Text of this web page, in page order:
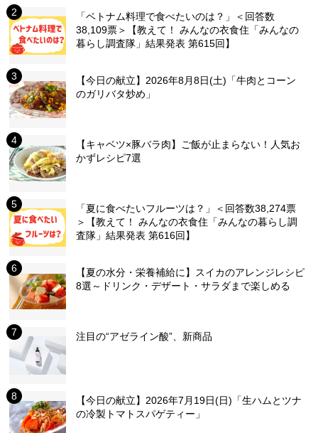
「ベトナム料理で食べたいのは？」＜回答数
38,109票＞【教えて！ みんなの衣食住「みんなの
暮らし調査隊」結果発表 第615回】
【今日の献立】2026年8月8日(土)「牛肉とコーン
のガリバタ炒め」
【キャベツ×豚バラ肉】ご飯が止まらない！人気お
かずレシピ7選
「夏に食べたいフルーツは？」＜回答数38,274票
＞【教えて！ みんなの衣食住「みんなの暮らし調
査隊」結果発表 第616回】
【夏の水分・栄養補給に】スイカのアレンジレシピ
8選～ドリンク・デザート・サラダまで楽しめる
注目の“アゼライン酸”、新商品
【今日の献立】2026年7月19日(日)「生ハムとツナ
の冷製トマトスパゲティー」